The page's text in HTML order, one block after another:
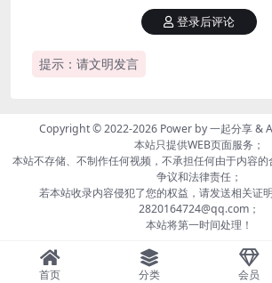
提示：请文明发言
登录后评论
Copyright © 2022-2026 Power by一起分享&
本站只提供WEB页面服务；
本站不存储、不制作任何视频，不承担任何由于内容
争议和法律责任；
若本站收录内容侵犯了您的权益，请发送相关证
2820164724@qq.com；
本站将第一时间处理！
首页 分类 会员